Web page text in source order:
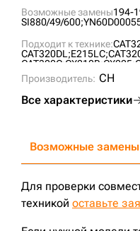
Возможные замены194-
SI880/49/600;
Подходит к технике:
CAT320DL;E215LC;
CAT320C;CX210B;CX225;
JS200LC;
SK200LC-6;
Производитель: CH
Все характеристики
Возможные замены
Для проверки
техникой оставьте